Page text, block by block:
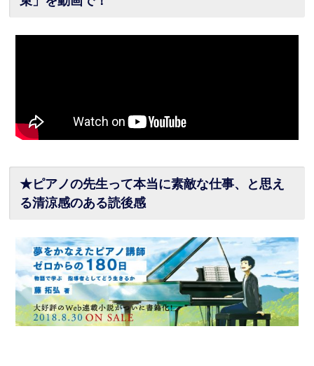
★ピアノの先生って本当に素敵な仕事、と思え
る清涼感のある読後感